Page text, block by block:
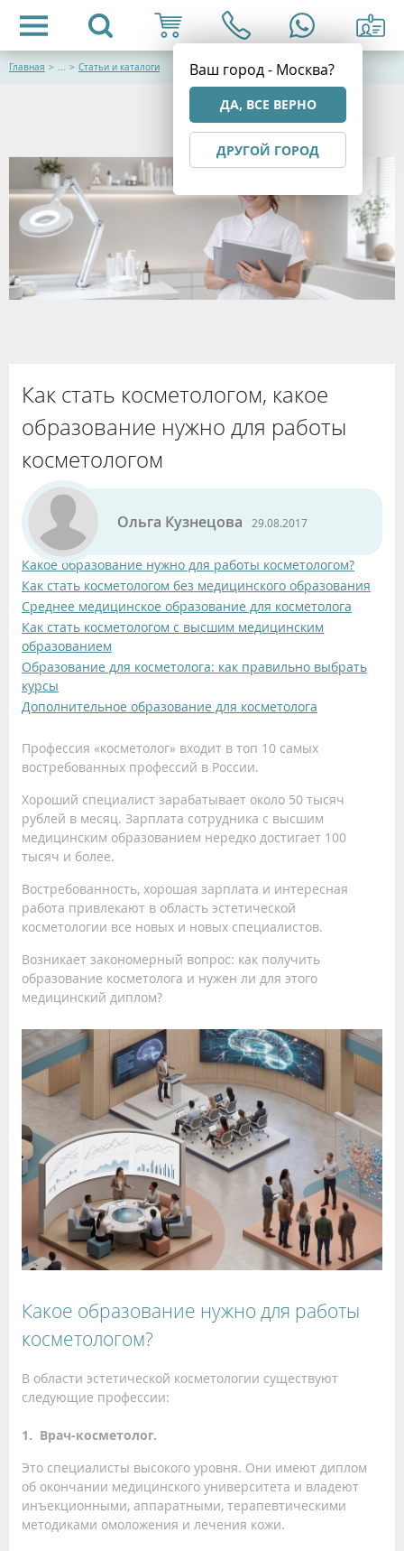
Ваш город - Москва?
ДА, ВСЕ ВЕРНО
ДРУГОЙ ГОРОД
Главная > ... > Статьи и каталоги
Как стать косметологом, какое
образование нужно для работы
косметологом
Ольга Кузнецова 29.08.2017
Какое образование нужно для работы косметологом?
Как стать косметологом без медицинского образования
Среднее медицинское образование для косметолога
Как стать косметологом с высшим медицинским
образованием
Образование для косметолога: как правильно выбрать
курсы
Дополнительное образование для косметолога
Профессия «косметолог» входит в топ 10 самых
востребованных профессий в России.
Хороший специалист зарабатывает около 50 тысяч
рублей в месяц. Зарплата сотрудника с высшим
медицинским образованием нередко достигает 100
тысяч и более.
Востребованность, хорошая зарплата и интересная
работа привлекают в область эстетической
косметологии все новых и новых специалистов.
Возникает закономерный вопрос: как получить
образование косметолога и нужен ли для этого
медицинский диплом?
Какое образование нужно для работы
косметологом?
В области эстетической косметологии существуют
следующие профессии:
1. Врач-косметолог.
Это специалисты высокого уровня. Они имеют диплом
об окончании медицинского университета и владеют
инъекционными, аппаратными, терапевтическими
методиками омоложения и лечения кожи.